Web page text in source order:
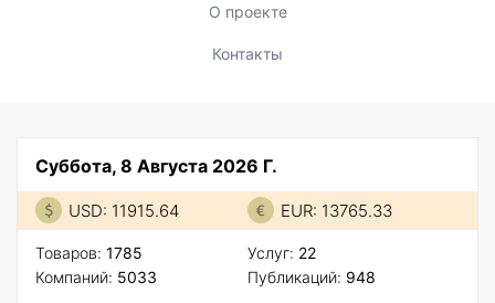
О проекте
Контакты
Суббота, 8 Августа 2026 Г.
USD: 11915.64 EUR: 13765.33
Товаров: 1785
Компаний: 5033
Услуг: 22
Публикаций: 948